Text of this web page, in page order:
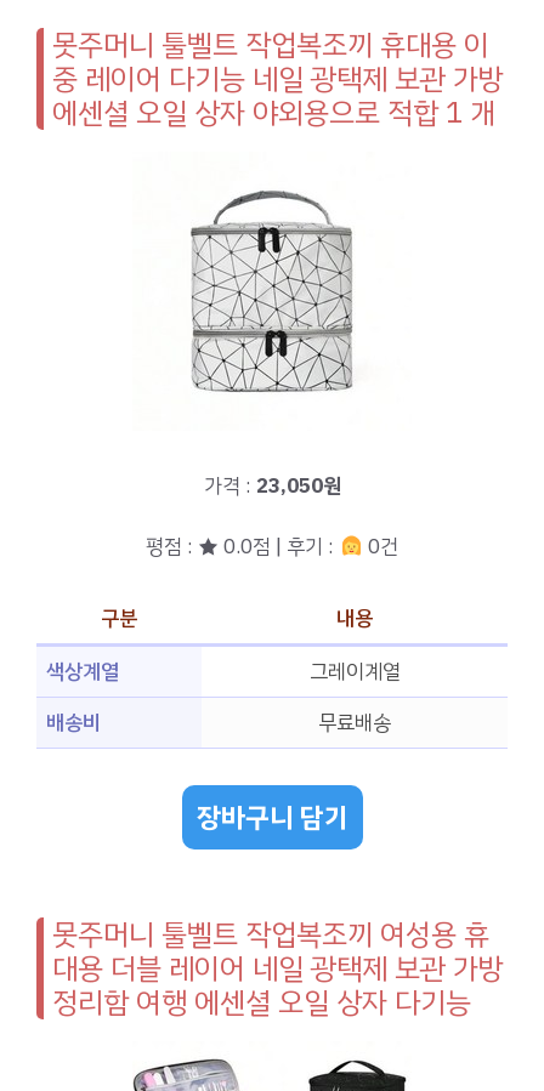
못주머니 툴벨트 작업복조끼 휴대용 이
중 레이어 다기능 네일 광택제 보관 가방
에센셜 오일 상자 야외용으로 적합 1 개
가격 : 23,050원
평점 : ★ 0.0점 | 후기 : 0건
구분
내용
색상계열
그레이계열
배송비
무료배송
장바구니 담기
못주머니 툴벨트 작업복조끼 여성용 휴
대용 더블 레이어 네일 광택제 보관 가방
정리함 여행 에센셜 오일 상자 다기능